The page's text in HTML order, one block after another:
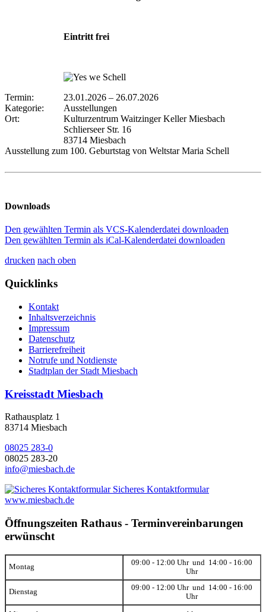
Eintritt frei
Termin: 23.01.2026 – 26.07.2026
Kategorie:
Ausstellungen
Ort:
Kulturzentrum Waitzinger Keller Miesbach
Schlierseer Str. 16
83714 Miesbach
Ausstellung zum 100. Geburtstag von Weltstar Maria Schell
Downloads
Den gewählten Termin als VCS-Kalenderdatei downloaden
Den gewählten Termin als iCal-Kalenderdatei downloaden
drucken nach oben
Quicklinks
Kontakt
Inhaltsverzeichnis
Impressum
Datenschutz
Barrierefreiheit
Notrufe und Notdienste
Stadtplan der Stadt Miesbach
Kreisstadt Miesbach
Rathausplatz 1
83714 Miesbach
08025 283-0
08025 283-20
info@miesbach.de
Sicheres Kontaktformular
www.miesbach.de
Öffnungszeiten Rathaus - Terminvereinbarungen
erwünscht
Montag
09:00 - 12:00 Uhr und 14:00 - 16:00
Uhr
Dienstag
09:00 - 12:00 Uhr und 14:00 - 16:00
Uhr